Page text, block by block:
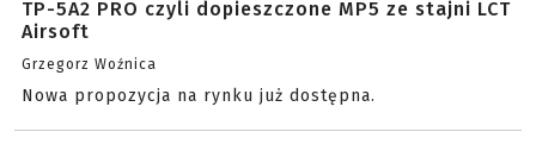
TP-5A2 PRO czyli dopieszczone MP5 ze stajni LCT
Airsoft
Grzegorz Woźnica
Nowa propozycja na rynku już dostępna.